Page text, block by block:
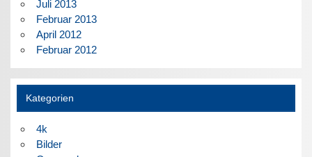
Juli 2013
Februar 2013
April 2012
Februar 2012
Kategorien
4k
Bilder